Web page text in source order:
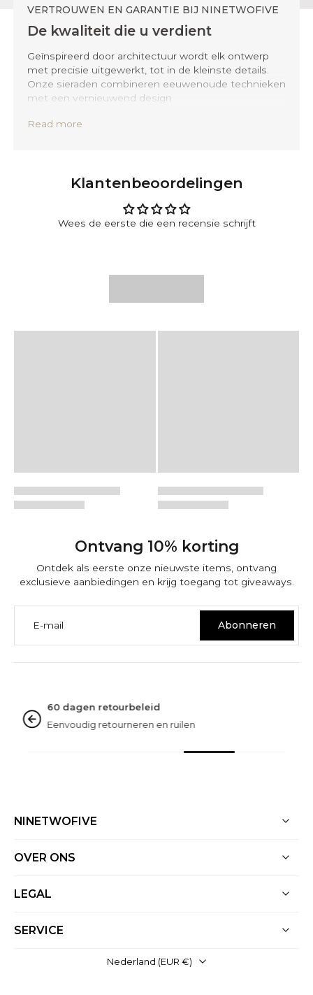
VERTROUWEN EN GARANTIE BIJ NINETWOFIVE
De kwaliteit die u verdient
Geïnspireerd door architectuur wordt elk ontwerp
met precisie uitgewerkt, tot in de kleinste details.
Onze sieraden combineren eeuwenoude technieken
met een vernieuwend design
geen zorgen hoeft te maken.
Read more
Klantenbeoordelingen
Wees de eerste die een recensie schrijft
Ontvang 10% korting
Ontdek als eerste onze nieuwste items, ontvang
exclusieve aanbiedingen en krijg toegang tot giveaways.
E-mail Abonneren
Beoordeeld als uitstekend
Op basis van meer dan 3000 reviews
NINETWOFIVE
OVER ONS
LEGAL
SERVICE
Nederland ‎(EUR €)‎